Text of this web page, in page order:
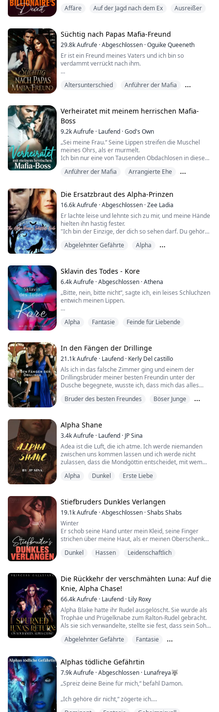
Kardoula mou...“ Er sah sie mit einem leichten Anflug
Tuch vor die Nase halten. Sie wurde wütend. 'Wie
arrogant kann ein Mann sein? Vor einem Jahr war sie
kaum aus der Zelle entkommen, in die er sie gesperrt
hatte...
Affäre Auf der Jagd nach dem Ex Ausreißer
Süchtig nach Papas Mafia-Freund
29.8kAufrufe ·Abgeschlossen ·Oguike Queeneth
Er ist ein Freund meines Vaters und ich bin so
verdammt verrückt nach ihm.
Muschi berührt?“ fragte er und zog meinen Kopf
„Worte,“ befahl er, die Macht in seiner Stimme ließ
meine Muschi erzittern.
„Bitte, ich brauche, dass du meine Muschi mit deinem
Schwanz füllst.“ f...
Altersunterschied
Anführer der Mafia
Verheiratet mit meinem herrischen Mafia-
Boss
9.2kAufrufe · Laufend ·God's Own
„Sei meine Frau.“ Seine Lippen streifen die Muschel
meines Ohrs, als er murmelt.
Ich bin nur eine von Tausenden Obdachlosen in dieser
Mein Ehemann. Mein Peiniger.
an.
Spiele seine tote Frau.
Adrian Volkov ist nicht der Typ Mensch, der ein Nein als
Antwort akzeptiert.
Er herrscht mit eiserner Faust und all...
Anführer der Mafia
Arrangierte Ehe
Die Ersatzbraut des Alpha-Prinzen
16.6kAufrufe ·Abgeschlossen ·Zee Ladia
Er lachte leise und lehnte sich zu mir, und meine Hände
hielten ihn hastig fester.
"Ich bin der Einzige, der dich so sehen darf. Du gehörst
durchfuhren meinen Körper und sammelten sich in
"Verstehst du?" fragte er, und der Ausdruck in seinem
Gesicht verriet mir, dass er es ernst meinte.
Ich schluckte ...
Abgelehnter Gefährte
Alpha
Sklavin des Todes - Kore
6.4kAufrufe ·Abgeschlossen ·Athena
„Bitte, nein, bitte nicht“, sagte ich, ein leises Schluchzen
entwich meinen Lippen.
waren sie so wunderschön? Nein, ich durfte nicht so
„Ich bin eine geweihte Jungfrau der Göttin Athene“,
sagte ich zu ihm. Hades gefiel diese Antwort nicht.
„Ich werde dich bald brechen“, sagte ...
Alpha Fantasie Feinde für Liebende
In den Fängen der Drillinge
21.1kAufrufe · Laufend · Kerly Del castillo
Als ich in das falsche Zimmer ging und einem der
Drillingsbrüder meiner besten Freundin unter der
Dusche begegnete, wusste ich, dass mich das alles
Vor allem, weil es ihre Hochzeit ist ...... Und ich die
Freunde schlafen nie mit den Brüdern ihrer Freunde...
das ist die Regel.
Stattdessen gab mir Warren ein Vergnügen, das ich
noch nie zuvor e...
Bruder des besten Freundes
Böser Junge
Alpha Shane
3.4kAufrufe · Laufend · JP Sina
Adea ist die Luft, die ich atme. Ich werde niemanden
zwischen uns kommen lassen und ich werde nicht
zulassen, dass die Mondgöttin entscheidet, mit wem
Schicksal ist, niemand wird mir im Weg stehen.
auf ihrer Seite, ich werde mein eigenes Schicksa...
Alpha Dunkel Erste Liebe
Stiefbruders Dunkles Verlangen
19.1kAufrufe ·Abgeschlossen ·Shabs Shabs
Winter
Er schob seine Hand unter mein Kleid, seine Finger
strichen über meine Haut, als er meinen Oberschenkel
sicherzustellen, dass ich jede Nuance seiner Dominanz
oben, die Fingerspitzen zeichneten die Kurve meiner
Unterwäsche nach.
Der Stoff fühlte sich zart und zerbrechlich unter seiner
Berührun...
Dunkel Hassen Leidenschaftlich
Die Rückkehr der verschmähten Luna: Auf die
Knie, Alpha Chase!
66.4kAufrufe · Laufend · Lily Roxy
Alpha Blake hatte ihr Rudel ausgelöscht. Sie wurde als
Trophäe und Prügelknabe zum Ralton-Rudel gebracht.
Als sie sich verwandelte, stellte sie fest, dass sein Sohn
Er wies sie zurück, weil sie schwach und wertlos war -
wurde vom Sohn des Alphas gejagt, der auf sie schoss.
Aber sie starb nicht, noch wies sie ihn zurück....
Abgelehnter Gefährte
Fantasie
Alphas tödliche Gefährtin
7.9kAufrufe ·Abgeschlossen · Lunafreya🐺
„Spreiz deine Beine für mich,“ befahl Damon.
„Ich gehöre dir nicht,“ zögerte ich.